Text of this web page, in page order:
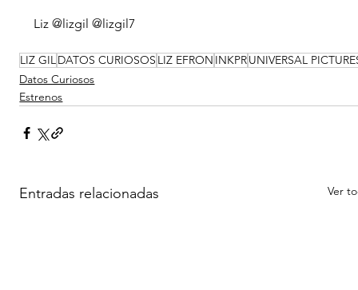
Liz @lizgil @lizgil7
LIZ GILDATOS CURIOSOS LIZ EFRON INKPRUNIVERSAL
Datos Curiosos
Estrenos
Entradas relacionadas Ver